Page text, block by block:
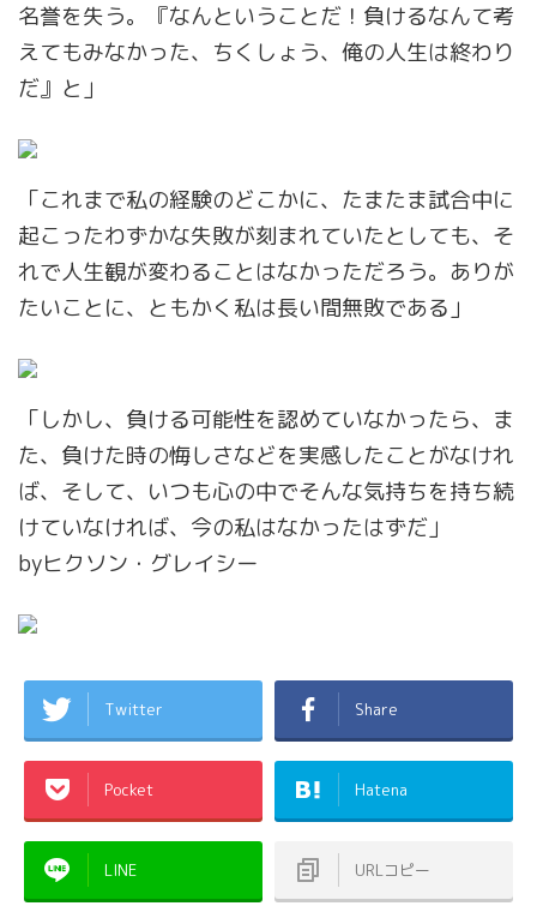
名誉を失う。『なんということだ！負けるなんて考
えてもみなかった、ちくしょう、俺の人生は終わり
だ』と」
「これまで私の経験のどこかに、たまたま試合中に
起こったわずかな失敗が刻まれていたとしても、そ
れで人生観が変わることはなかっただろう。ありが
たいことに、ともかく私は長い間無敗である」
「しかし、負ける可能性を認めていなかったら、ま
た、負けた時の悔しさなどを実感したことがなけれ
ば、そして、いつも心の中でそんな気持ちを持ち続
けていなければ、今の私はなかったはずだ」
byヒクソン・グレイシー
Twitter Share
Pocket Hatena
LINE URLコピー